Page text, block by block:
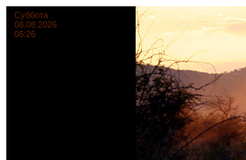
Суббота
08.08.2026
06:26